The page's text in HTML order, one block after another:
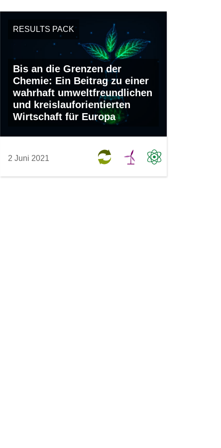
RESULTS PACK
Bis an die Grenzen der
Chemie: Ein Beitrag zu einer
wahrhaft umweltfreundlichen
und kreislauforientierten
Wirtschaft für Europa
2 Juni 2021